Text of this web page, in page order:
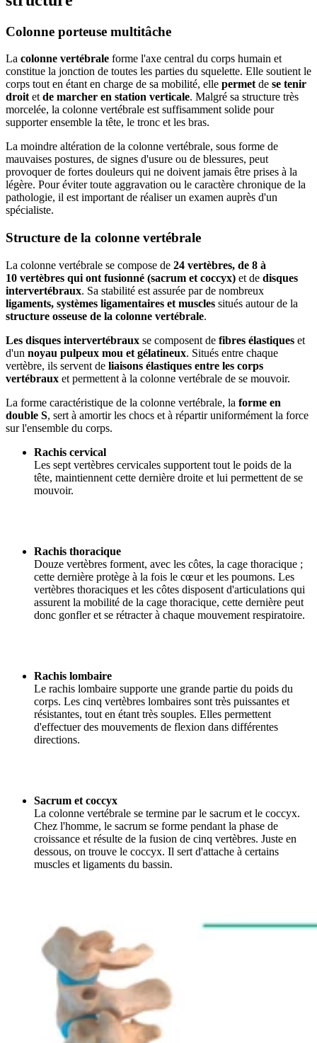
Colonne porteuse multitâche
La colonne vertébrale forme l'axe central du corps humain et
constitue la jonction de toutes les parties du squelette. Elle soutient le
corps tout en étant en charge de sa mobilité, elle permetde se tenir
droitetde marcher en station verticale. Malgré sa structure très
morcelée, la colonne vertébrale est suffisamment solide pour
supporter ensemble la tête, le tronc et les bras.
La moindre altération de la colonne vertébrale, sous forme de
mauvaises postures, de signes d'usure ou de blessures, peut
provoquer de fortes douleurs qui ne doivent jamais être prises à la
légère. Pour éviter toute aggravation ou le caractère chronique de la
pathologie, il est important de réaliser un examen auprès d'un
spécialiste.
Structure de la colonne vertébrale
La colonne vertébrale se compose de 24 vertèbres, de 8 à
10 vertèbres qui ont fusionné (sacrum et coccyx) et de disques
intervertébraux. Sa stabilité est assurée par de nombreux
ligaments, systèmes ligamentaires et muscles situés autour de la
structure osseuse de la colonne vertébrale.
Les disques intervertébraux se composent de fibres élastiques et
d'un noyau pulpeux mou et gélatineux. Situés entre chaque
vertèbre, ils servent de liaisons élastiques entre les corps
vertébraux et permettent à la colonne vertébrale de se mouvoir.
La forme caractéristique de la colonne vertébrale, la forme en
double S, sert à amortir les chocs et à répartir uniformément la force
sur l'ensemble du corps.
Rachis cervical
Les sept vertèbres cervicales supportent tout le poids de la
tête, maintiennent cette dernière droite et lui permettent de se
mouvoir.
Rachis thoracique
Douze vertèbres forment, avec les côtes, la cage thoracique ;
cette dernière protège à la fois le cœur et les poumons. Les
vertèbres thoraciques et les côtes disposent d'articulations qui
assurent la mobilité de la cage thoracique, cette dernière peut
donc gonfler et se rétracter à chaque mouvement respiratoire.
Rachis lombaire
Le rachis lombaire supporte une grande partie du poids du
corps. Les cinq vertèbres lombaires sont très puissantes et
résistantes, tout en étant très souples. Elles permettent
d'effectuer des mouvements de flexion dans différentes
directions.
Sacrum et coccyx
La colonne vertébrale se termine par le sacrum et le coccyx.
Chez l'homme, le sacrum se forme pendant la phase de
croissance et résulte de la fusion de cinq vertèbres. Juste en
dessous, on trouve le coccyx. Il sert d'attache à certains
muscles et ligaments du bassin.